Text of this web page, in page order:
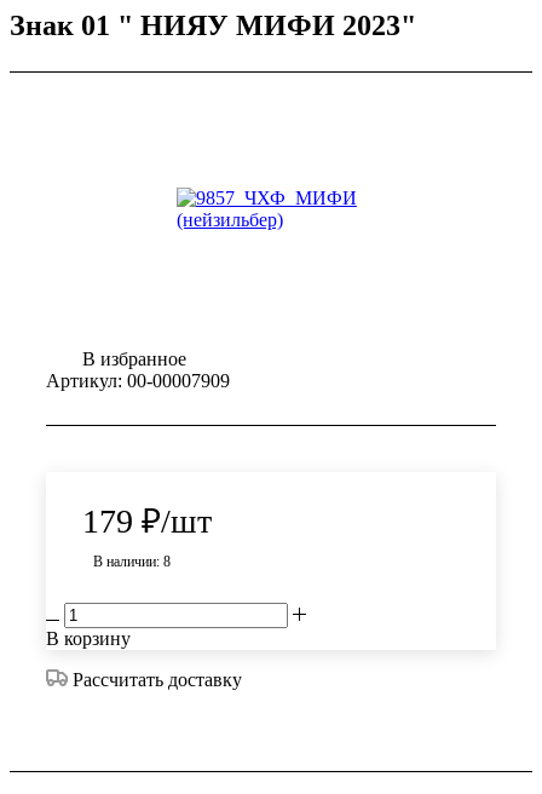
Знак 01 " НИЯУ МИФИ 2023"
В избранное
Артикул: 00-00007909
179 ₽/шт
В наличии: 8
В корзину
Рассчитать доставку